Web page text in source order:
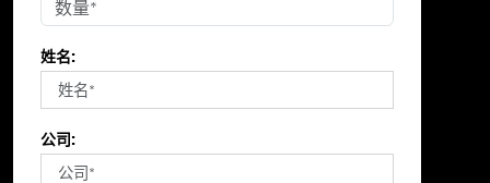
姓名:
公司: